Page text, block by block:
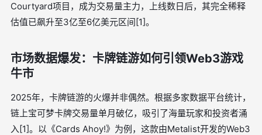
Courtyard项目，成为交易量主力，上线数日后，其完全稀释
估值已飙升至3亿至6亿美元区间[1]。
市场数据爆发：卡牌链游如何引领Web3游戏
牛市
2025年，卡牌链游的火爆并非偶然。根据多家数据平台统计，
链上宝可梦卡牌交易量单月破亿，吸引了海量玩家和投资者涌
入[1]。以《Cards Ahoy!》为例，这款由Metalist开发的Web3